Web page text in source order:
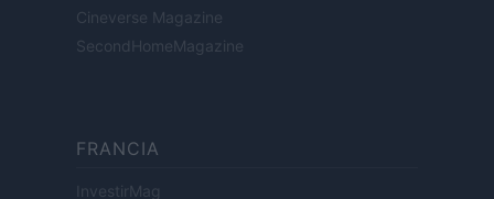
Cineverse Magazine
SecondHomeMagazine
FRANCIA
InvestirMag